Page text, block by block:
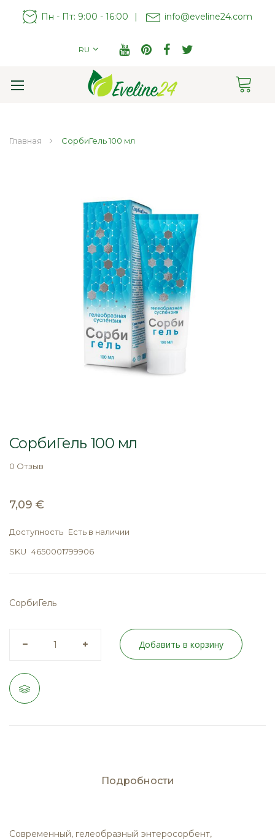
Пн - Пт: 9:00 - 16:00 | info@eveline24.com
RU
Главная СорбиГель 100 мл
началу
галереи
СорбиГель 100 мл
0 Отзыв
7,09 €
Доступность Есть в наличии
SKU 4650001799906
СорбиГель
Добавить в корзину
Подробности
Современный, гелеобразный энтеросорбент,